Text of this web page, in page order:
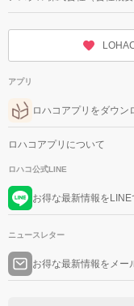
アプリ
ロハコアプリをダウン
ロハコアプリについて
ロハコ公式LINE
お得な最新情報を
ニュースレター
お得な最新情報をメー